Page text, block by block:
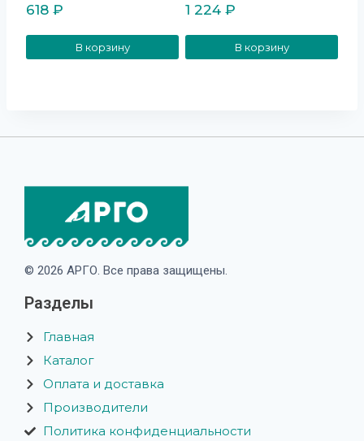
618 ₽
В корзину
1 224 ₽
В корзину
© 2026 АРГО. Все права защищены.
Разделы
Главная
Каталог
Оплата и доставка
Производители
Политика конфиденциальности